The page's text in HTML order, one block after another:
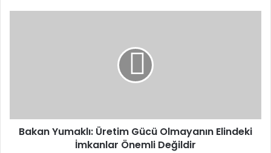
Değildir
Bakan Yumaklı: Üretim Gücü Olmayanın Elindeki
İmkanlar Önemli Değildir